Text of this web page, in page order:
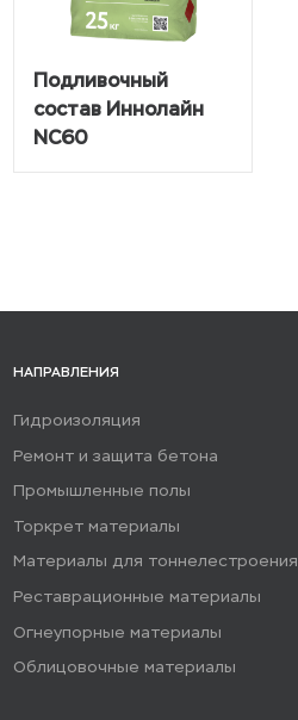
Подливочный
состав Иннолайн
NC60
НАПРАВЛЕНИЯ
Гидроизоляция
Ремонт и защита бетона
Промышленные полы
Торкрет материалы
Материалы для тоннелестроения
Реставрационные материалы
Огнеупорные материалы
Облицовочные материалы